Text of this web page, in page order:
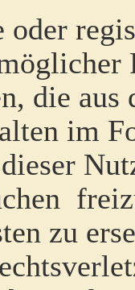
die
im
zu